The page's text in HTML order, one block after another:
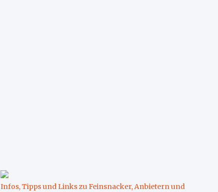
Infos, Tipps und Links zu Feinsnacker, Anbietern und